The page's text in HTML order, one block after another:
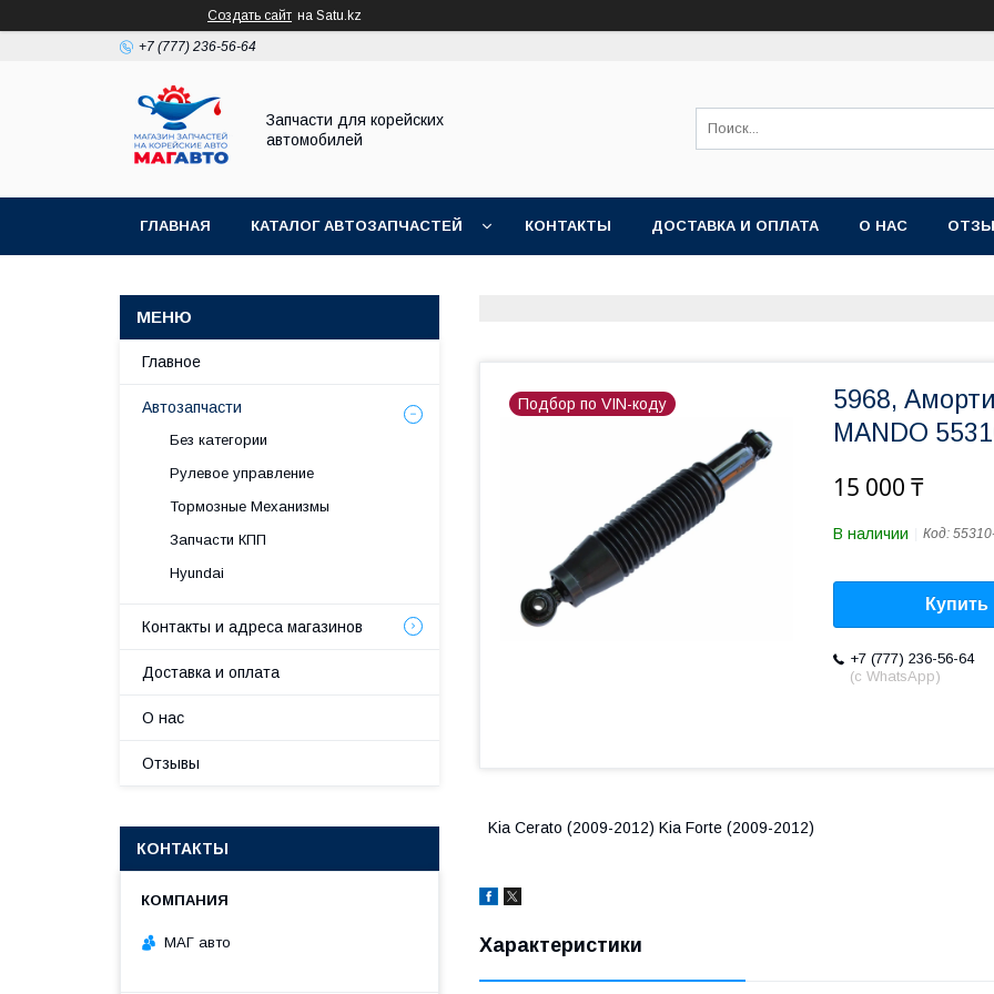
Создать сайт на Satu.kz
+7 (777) 236-56-64
Запчасти для корейских
автомобилей
ГЛАВНАЯ КАТАЛОГ АВТОЗАПЧАСТЕЙ КОНТАКТЫ ДОСТАВКА И ОПЛАТА О НАС
Подбор по VIN-коду
5968,
MANDO
15 000 ₸
В наличии Код:
Купить
+7 (777) 236-56-64
(с WhatsApp)
Kia Cerato (2009-2012) Kia Forte (2009-2012)
Характеристики
Главное
Автозапчасти
Без категории
Рулевое управление
Тормозные Механизмы
Запчасти КПП
Hyundai
Контакты и адреса магазинов
Доставка и оплата
О нас
Отзывы
КОНТАКТЫ
МАГ авто